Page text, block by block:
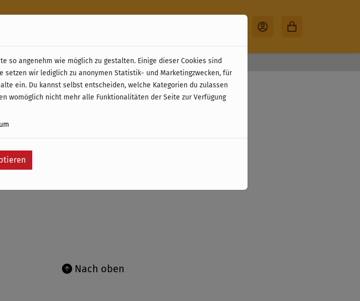
30 Tage Rückgabe
Nach oben
so angenehm wie möglich zu gestalten. Einige dieser Cookies sind
wir lediglich zu anonymen Statistik- und Marketingzwecken, für
ein. Du kannst selbst entscheiden, welche Kategorien du zulassen
womöglich nicht mehr alle Funktionalitäten der Seite zur Verfügung